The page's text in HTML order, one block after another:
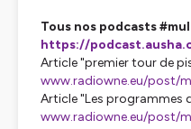
Tous nos podcasts
https://
Article "premier tour de
www.radiowne.eu/post/
Article "Les programmes
www.radiowne.eu/post/